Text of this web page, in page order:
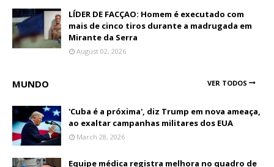
LÍDER DE FACÇAO: Homem é executado com
mais de cinco tiros durante a madrugada em
Mirante da Serra
August 02, 2026
MUNDO VER TODOS
'Cuba é a próxima', diz Trump em nova ameaça,
ao exaltar campanhas militares dos EUA
March 28, 2026
Equipe médica registra melhora no quadro de